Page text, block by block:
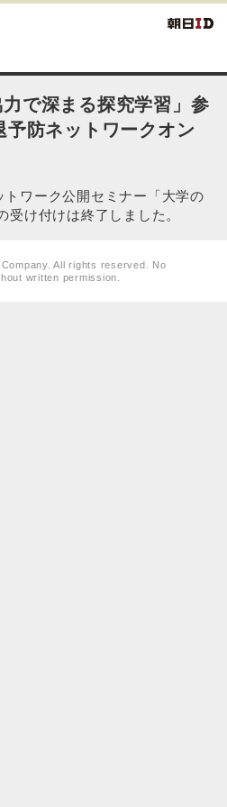
で深まる探究学習」参
予防ネットワークオン
ワーク公開セミナー「大学の
け付けは終了しました。
All rights reserved. No
written permission.